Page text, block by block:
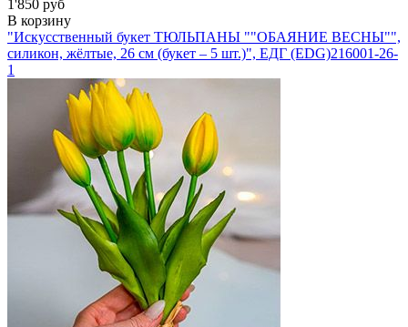
1'850 руб
В корзину
"Искусственный букет ТЮЛЬПАНЫ ""ОБАЯНИЕ ВЕСНЫ"",
силикон, жёлтые, 26 см (букет – 5 шт.)", ЕДГ (EDG)216001-26-
1